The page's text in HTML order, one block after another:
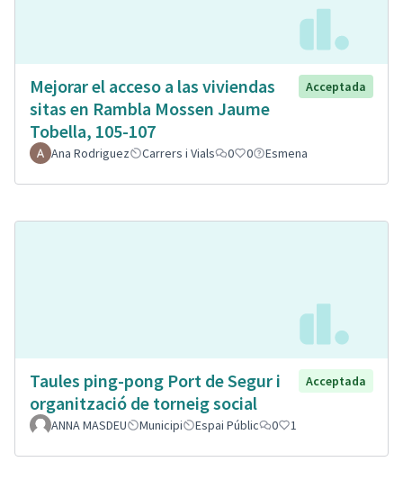
Mejorar el acceso a las viviendas
sitas en Rambla Mossen Jaume
Tobella, 105-107
Acceptada
Ana Rodriguez Carrers i Vials 0 0 Esmena
Taules ping-pong Port de Segur i
organització de torneig social
Acceptada
ANNA MASDEU Municipi Espai Públic 0 1